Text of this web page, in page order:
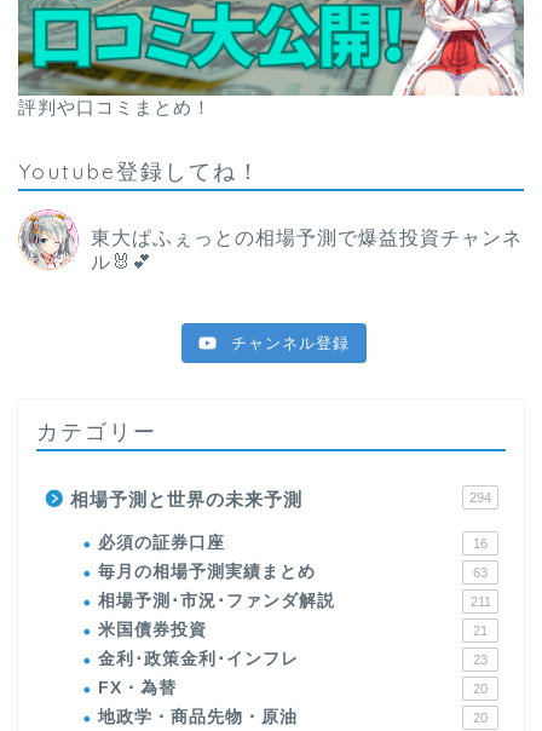
評判や口コミまとめ！
Youtube登録してね！
東大ぱふぇっとの相場予測で爆益投資チャンネ
ル🐰💕
チャンネル登録
カテゴリー
相場予測と世界の未来予測 294
必須の証券口座 16
毎月の相場予測実績まとめ 63
相場予測･市況･ファンダ解説 211
米国債券投資 21
金利･政策金利･インフレ 23
FX・為替 20
地政学・商品先物・原油 20